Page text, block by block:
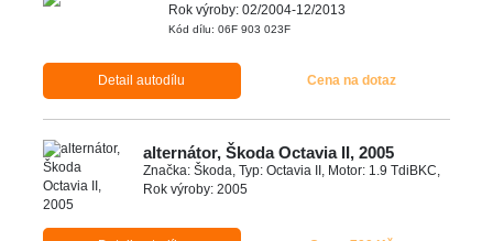
Rok výroby: 02/2004-12/2013
Kód dílu: 06F 903 023F
Detail autodílu Cena na dotaz
alternátor, Škoda Octavia II, 2005
Značka: Škoda, Typ: Octavia II, Motor: 1.9 TdiBKC,
Rok výroby: 2005